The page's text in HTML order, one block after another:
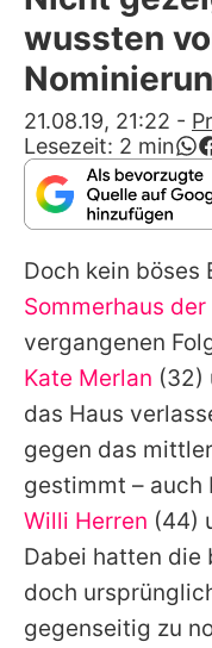
Alle
wussten
21.08.19, 21:22 -
Lesezeit: 2 min
Doch kein böses
Sommerhaus der
vergangenen
Kate Merlan (32)
das Haus
gegen das
gestimmt – auch
Willi Herren (44)
Dabei hatten die
doch
gegenseitig zu